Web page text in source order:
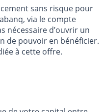
pendant 6 mois
sans risque pour
via le compte
nécessaire d’ouvrir un
de pouvoir en bénéficier.
à cette offre.